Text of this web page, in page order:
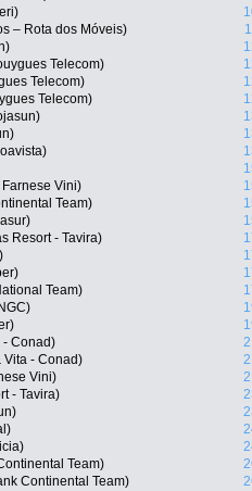
– Rota dos Móveis)
Telecom)
Telecom)
Telecom)
Vini)
Team)
Resort - Tavira)
Team)
- Conad)
Vita - Conad)
Vini)
- Tavira)
Team)
Continental Team)